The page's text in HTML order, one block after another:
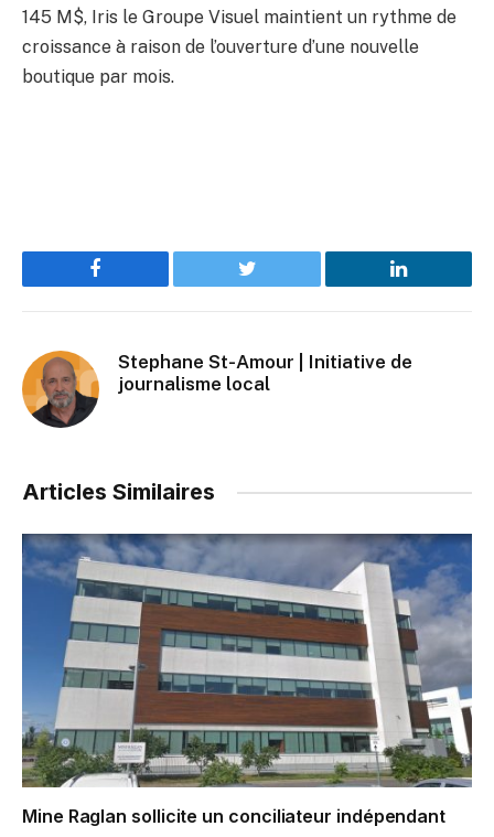
145 M$, Iris le Groupe Visuel maintient un rythme de
croissance à raison de l’ouverture d’une nouvelle
boutique par mois.
Facebook Twitter LinkedIn
Stephane St-Amour | Initiative de
journalisme local
Articles Similaires
Mine Raglan sollicite un conciliateur indépendant